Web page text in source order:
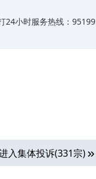
24小时服务热线：95199
入集体投诉(331宗)